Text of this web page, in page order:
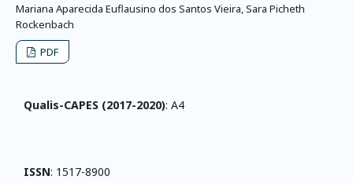
Mariana Aparecida Euflausino dos Santos Vieira, Sara Picheth
Rockenbach
PDF
Qualis-CAPES (2017-2020): A4
ISSN: 1517-8900